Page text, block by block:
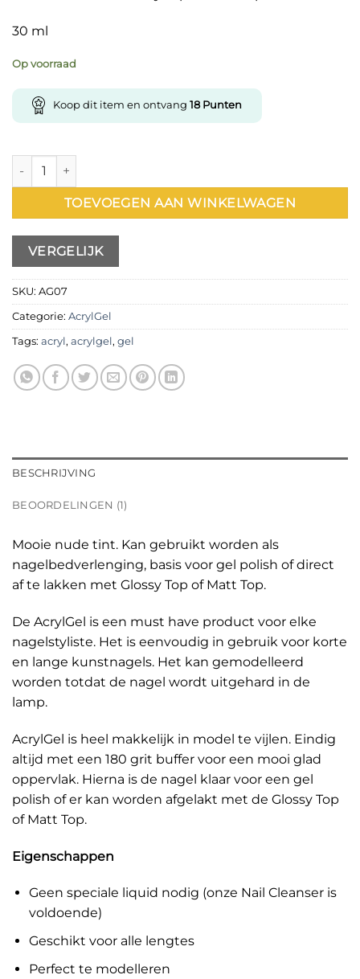
30 ml
Op voorraad
Koop dit item en ontvang 18Punten
AcrylGel 07 30ml aantal
TOEVOEGEN AAN WINKELWAGEN
VERGELIJK
SKU: AG07
Categorie: AcrylGel
Tags: acryl, acrylgel, gel
BESCHRIJVING
BEOORDELINGEN (1)
Mooie nude tint. Kan gebruikt worden als
nagelbedverlenging, basis voor gel polish of direct
af te lakken met Glossy Top of Matt Top.
De AcrylGel is een must have product voor elke
nagelstyliste. Het is eenvoudig in gebruik voor korte
en lange kunstnagels. Het kan gemodelleerd
worden totdat de nagel wordt uitgehard in de
lamp.
AcrylGel is heel makkelijk in model te vijlen. Eindig
altijd met een 180 grit buffer voor een mooi glad
oppervlak. Hierna is de nagel klaar voor een gel
polish of er kan worden afgelakt met de Glossy Top
of Matt Top.
Eigenschappen
Geen speciale liquid nodig (onze Nail Cleanser is
voldoende)
Geschikt voor alle lengtes
Perfect te modelleren